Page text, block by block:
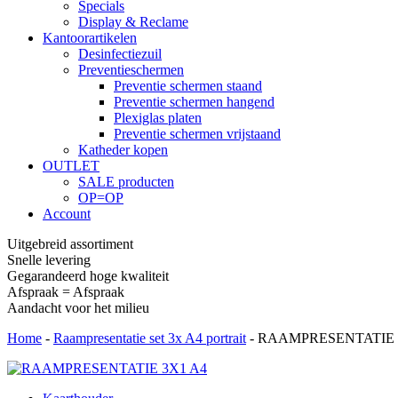
Specials
Display & Reclame
Kantoorartikelen
Desinfectiezuil
Preventieschermen
Preventie schermen staand
Preventie schermen hangend
Plexiglas platen
Preventie schermen vrijstaand
Katheder kopen
OUTLET
SALE producten
OP=OP
Account
Uitgebreid assortiment
Snelle levering
Gegarandeerd hoge kwaliteit
Afspraak = Afspraak
Aandacht voor het milieu
Home - Raampresentatie set 3x A4 portrait- RAAMPRESENTATIE